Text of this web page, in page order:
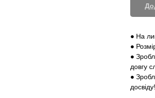
● На
●
●
довгу
●
досвіду!